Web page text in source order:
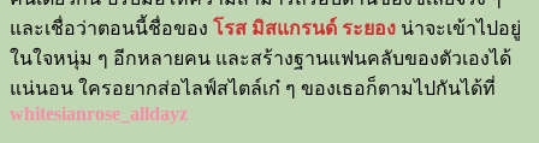
และเชื่อว่าตอนนี้ชื่อของ โรส มิสแกรนด์ ระยอง น่าจะเข้าไปอยู่
ในใจหนุ่ม ๆ อีกหลายคน และสร้างฐานแฟนคลับของตัวเองได้
แน่นอน ใครอยากส่อไลฟ์สไตล์เก๋ ๆ ของเธอก็ตามไปกันได้ที่
whitesianrose_alldayz